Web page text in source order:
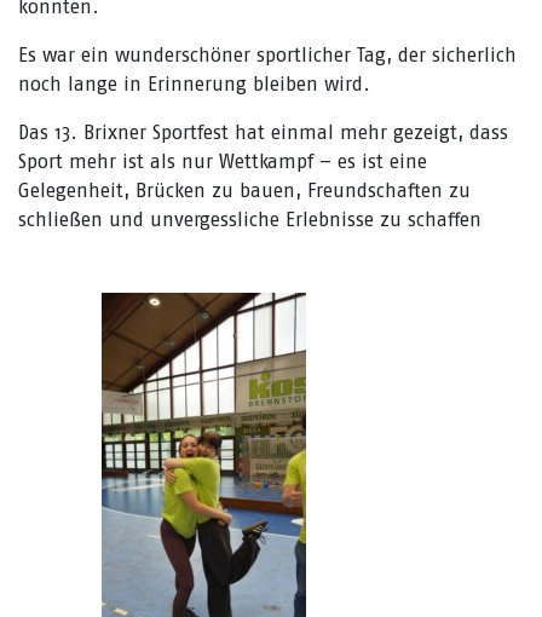
konnten.
Es war ein wunderschöner sportlicher Tag, der sicherlich
noch lange in Erinnerung bleiben wird.
Das 13. Brixner Sportfest hat einmal mehr gezeigt, dass
Sport mehr ist als nur Wettkampf – es ist eine
Gelegenheit, Brücken zu bauen, Freundschaften zu
schließen und unvergessliche Erlebnisse zu schaffen